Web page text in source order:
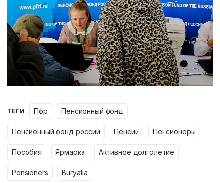
ТЕГИ пфр пенсионный фонд
пенсионный фонд россии пенсии пенсионеры
пособия ярмарка активное долголетие
pensioners buryatia